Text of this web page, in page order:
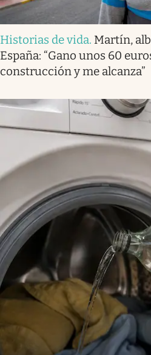
Historias de vida. Martín,
España: “Gano unos 60
construcción y me alcanza”